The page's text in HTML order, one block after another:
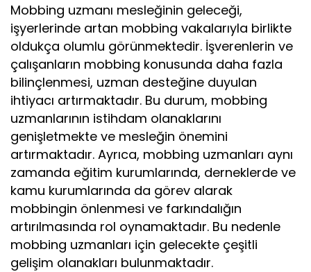
Mobbing uzmanı mesleğinin geleceği,
işyerlerinde artan mobbing vakalarıyla birlikte
oldukça olumlu görünmektedir. İşverenlerin ve
çalışanların mobbing konusunda daha fazla
bilinçlenmesi, uzman desteğine duyulan
ihtiyacı artırmaktadır. Bu durum, mobbing
uzmanlarının istihdam olanaklarını
genişletmekte ve mesleğin önemini
artırmaktadır. Ayrıca, mobbing uzmanları aynı
zamanda eğitim kurumlarında, derneklerde ve
kamu kurumlarında da görev alarak
mobbingin önlenmesi ve farkındalığın
artırılmasında rol oynamaktadır. Bu nedenle
mobbing uzmanları için gelecekte çeşitli
gelişim olanakları bulunmaktadır.